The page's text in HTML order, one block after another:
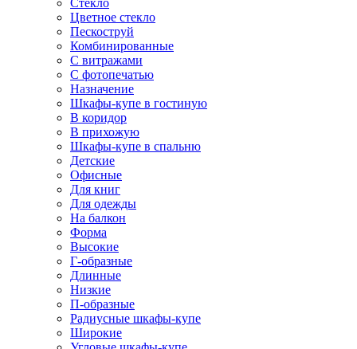
Стекло
Цветное стекло
Пескоструй
Комбинированные
С витражами
С фотопечатью
Назначение
Шкафы-купе в гостиную
В коридор
В прихожую
Шкафы-купе в спальню
Детские
Офисные
Для книг
Для одежды
На балкон
Форма
Высокие
Г-образные
Длинные
Низкие
П-образные
Радиусные шкафы-купе
Широкие